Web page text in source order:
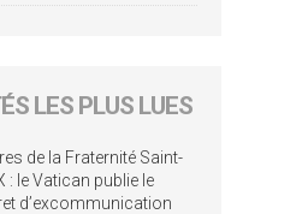
LES PLUS LUES
de la Fraternité Saint-
: le Vatican publie le
d’excommunication